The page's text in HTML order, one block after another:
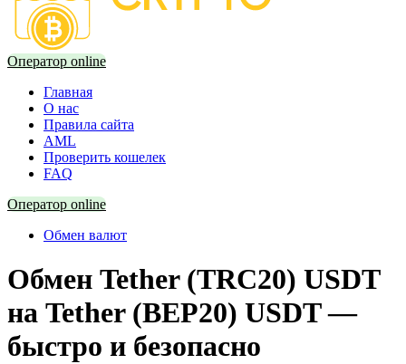
Оператор online
Главная
О нас
Правила сайта
AML
Проверить кошелек
FAQ
Оператор online
Обмен валют
Обмен Tether (TRC20) USDT
на Tether (BEP20) USDT —
быстро и безопасно